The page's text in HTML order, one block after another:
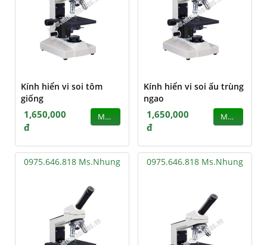
Kính hiển vi soi tôm
giống
1,650,000
đ
MUA
Kính hiển vi soi ấu trùng
ngao
1,650,000
đ
MUA
0975.646.818 Ms.Nhung 0975.646.818 Ms.Nhung